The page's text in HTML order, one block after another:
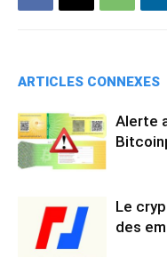
ARTICLES CONNEXES
Alerte
Le
des